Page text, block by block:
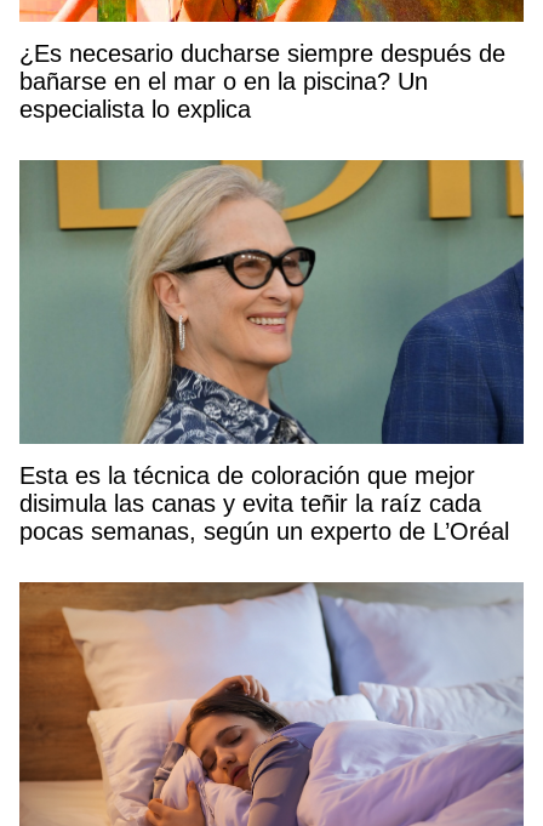
¿Es necesario ducharse siempre después de
bañarse en el mar o en la piscina? Un
especialista lo explica
Esta es la técnica de coloración que mejor
disimula las canas y evita teñir la raíz cada
pocas semanas, según un experto de L’Oréal